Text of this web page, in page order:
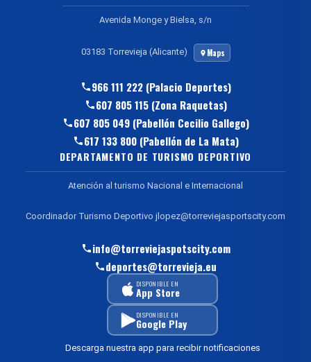
Avenida Monge y Bielsa, s/n
03183 Torrevieja (Alicante) Maps
966 111 222 (Palacio Deportes)
607 805 115 (Zona Raquetas)
607 805 049 (Pabellón Cecilio Gallego)
617 133 800 (Pabellón de La Mata)
DEPARTAMENTO DE TURISMO DEPORTIVO
Atención al turismo Nacional e Internacional
Coordinador Turismo Deportivo jlopez@torreviejasportscity.com
info@torreviejaspotscity.com
deportes@torrevieja.eu
DISPONIBLE EN
App Store
DISPONIBLE EN
Google Play
Descarga nuestra app para recibir notificaciones